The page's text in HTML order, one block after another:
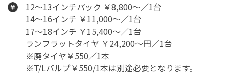
12～13インチパック ￥8,800～／1台
14～16インチ ￥11,000～／1台
17～18インチ ￥15,400～／1台
ランフラットタイヤ ￥24,200～円／1台
※廃タイヤ￥550／1本
※T/Lバルブ￥550/1本は別途必要となります。